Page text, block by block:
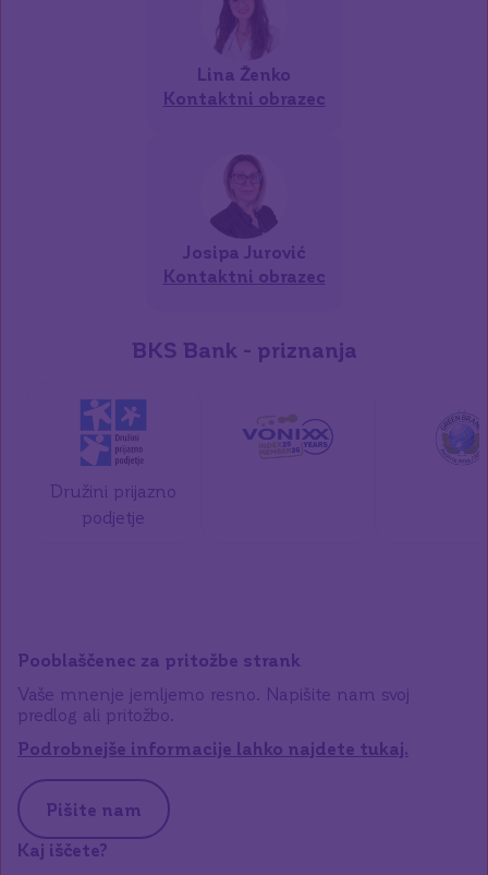
Lina Ženko
Kontaktni obrazec
Josipa Jurović
Kontaktni obrazec
BKS Bank - priznanja
Družini prijazno
podjetje
Pooblaščenec za pritožbe strank
Vaše mnenje jemljemo resno. Napišite nam svoj
predlog ali pritožbo.
Podrobnejše informacije lahko najdete tukaj.
Pišite nam
Kaj iščete?